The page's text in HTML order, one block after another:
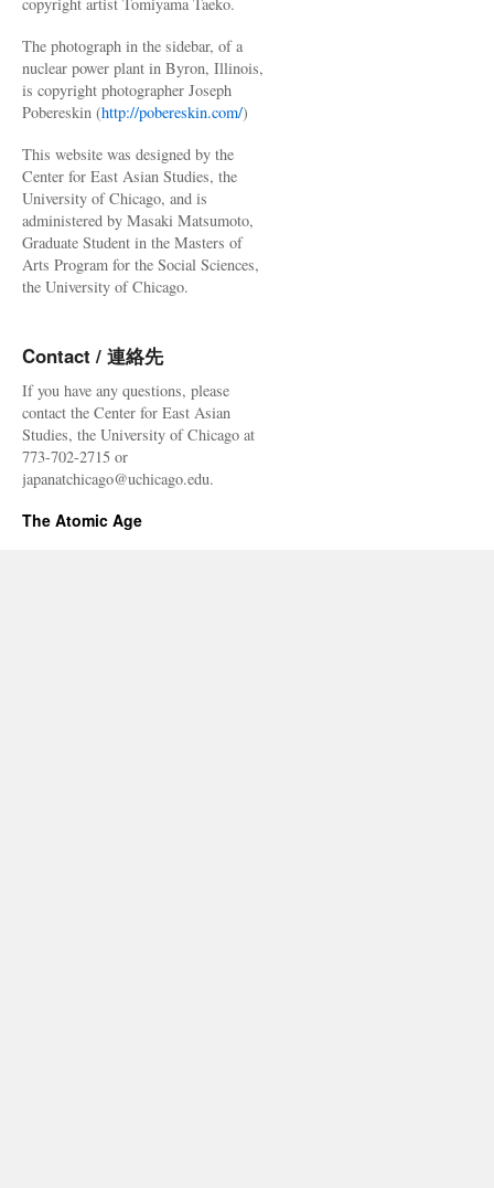
The photograph in the sidebar, of a
nuclear power plant in Byron, Illinois,
is copyright photographer Joseph
Pobereskin (http://pobereskin.com/)
This website was designed by the
Center for East Asian Studies, the
University of Chicago, and is
administered by Masaki Matsumoto,
Graduate Student in the Masters of
Arts Program for the Social Sciences,
the University of Chicago.
Contact / 連絡先
If you have any questions, please
contact the Center for East Asian
Studies, the University of Chicago at
773-702-2715 or
japanatchicago@uchicago.edu.
The Atomic Age